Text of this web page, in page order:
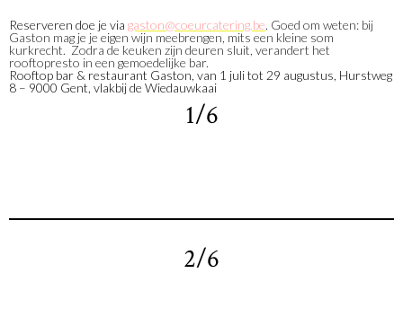
Reserveren doe je via gaston@coeurcatering.be. Goed om weten: bij
Gaston mag je je eigen wijn meebrengen, mits een kleine som
kurkrecht. Zodra de keuken zijn deuren sluit, verandert het
rooftopresto in een gemoedelijke bar.
Rooftop bar & restaurant Gaston, van 1 juli tot 29 augustus, Hurstweg
8 – 9000 Gent, vlakbij de Wiedauwkaai
1/6
2/6